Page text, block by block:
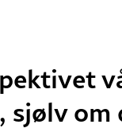
sjølv om